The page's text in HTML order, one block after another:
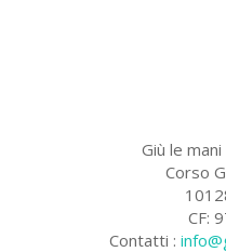
Giù le
Corso
CF:
Contatti :